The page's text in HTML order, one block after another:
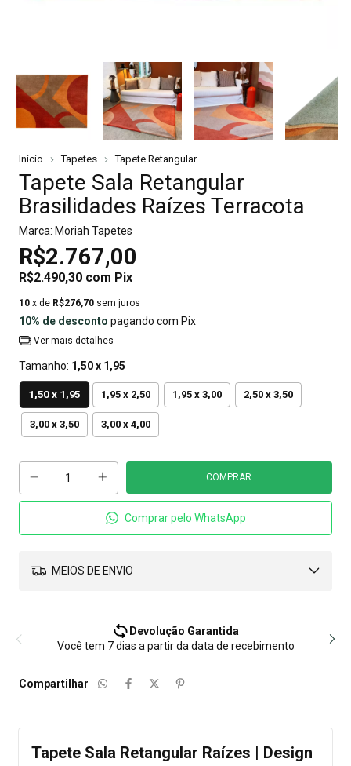
Início Tapetes Tapete Retangular
Tapete Sala Retangular
Brasilidades Raízes Terracota
Marca: Moriah Tapetes
R$2.767,00
R$2.490,30 com Pix
10 x de R$276,70 sem juros
10% de desconto pagando com Pix
Ver mais detalhes
Tamanho: 1,50 x 1,95
1,50 x 1,95 1,95 x 2,50 1,95 x 3,00 2,50 x 3,50
3,00 x 3,50 3,00 x 4,00
Comprar pelo WhatsApp
MEIOS DE ENVIO
Devolução Garantida
Você tem 7 dias a partir da data de recebimento
Compartilhar
Tapete Sala Retangular Raízes | Design